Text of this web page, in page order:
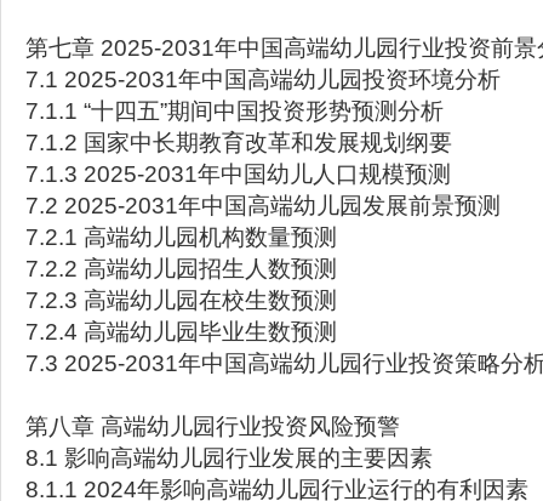
第七章 2025-2031年中国高端幼儿园行业投资前景
7.1 2025-2031年中国高端幼儿园投资环境分析
7.1.1 “十四五”期间中国投资形势预测分析
7.1.2 国家中长期教育改革和发展规划纲要
7.1.3 2025-2031年中国幼儿人口规模预测
7.2 2025-2031年中国高端幼儿园发展前景预测
7.2.1 高端幼儿园机构数量预测
7.2.2 高端幼儿园招生人数预测
7.2.3 高端幼儿园在校生数预测
7.2.4 高端幼儿园毕业生数预测
7.3 2025-2031年中国高端幼儿园行业投资策略分
第八章 高端幼儿园行业投资风险预警
8.1 影响高端幼儿园行业发展的主要因素
8.1.1 2024年影响高端幼儿园行业运行的有利因素